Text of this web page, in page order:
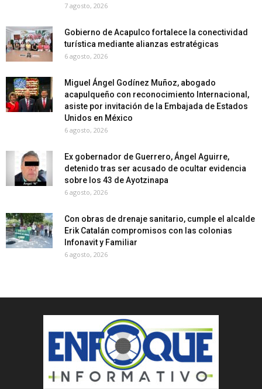
7 agosto, 2026
Gobierno de Acapulco fortalece la conectividad
turística mediante alianzas estratégicas
6 agosto, 2026
Miguel Ángel Godínez Muñoz, abogado
acapulqueño con reconocimiento Internacional,
asiste por invitación de la Embajada de Estados
Unidos en México
6 agosto, 2026
Ex gobernador de Guerrero, Ángel Aguirre,
detenido tras ser acusado de ocultar evidencia
sobre los 43 de Ayotzinapa
6 agosto, 2026
Con obras de drenaje sanitario, cumple el alcalde
Erik Catalán compromisos con las colonias
Infonavit y Familiar
6 agosto, 2026